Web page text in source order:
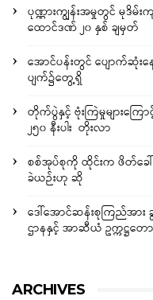
ပုဏ္ဏားကျွန်းအမှုတွင် မုဒိ
ထောင်ဒဏ် ၂၀ နှစ် ချမှတ်
အောင်ပန်းတွင် ပျောက်ဆုံ
ပျက်၌တွေ့ရှိ
တိုက်ပွဲနှင့် ဗုံးကြဲမှုများကြ
၂၅၀ နီးပါး တိုးလာ
စစ်အုပ်စုကို ထိုင်းက ဖိတ်ခ
ခဲယဉ်းဟု ဆို
ဒေါ်အောင်ဆန်းစုကြည်အား ခ
ဌာနနှင့် အာဆီယံ ဥက္ကဋ္ဌတေ
ARCHIVES